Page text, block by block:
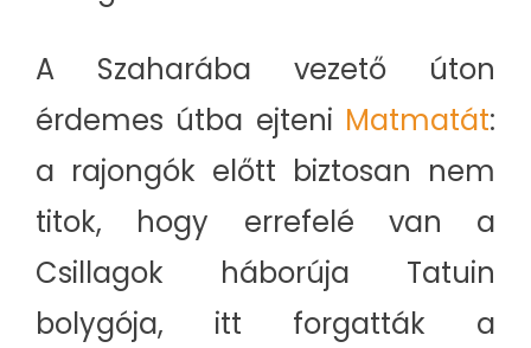
A Szaharába vezető úton
érdemes útba ejteni Matmatát:
a rajongók előtt biztosan nem
titok, hogy errefelé van a
Csillagok háborúja Tatuin
bolygója, itt forgatták a